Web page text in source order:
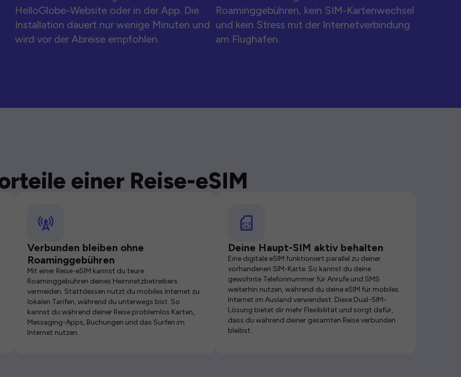
HelloGlobe-Website oder in der App. Die
Installation dauert nur wenige Minuten und
wird vor der Abreise empfohlen.
Roaminggebühren, kein SIM-Kartenwechsel
und kein Stress mit der Internetverbindung
am Flughafen.
einer Reise-eSIM
Verbunden bleiben ohne
Roaminggebühren
Mit einer Reise-eSIM kannst du teure
Roaminggebühren deines Heimnetzbetreibers
vermeiden. Stattdessen nutzt du mobiles Internet zu
lokalen Tarifen, während du unterwegs bist. So
kannst du während deiner Reise problemlos Karten,
Messaging-Apps, Buchungen und das Surfen im
Internet nutzen.
Deine Haupt-SIM aktiv behalten
Eine digitale eSIM funktioniert parallel zu deiner
vorhandenen SIM-Karte. So kannst du deine
gewohnte Telefonnummer für Anrufe und SMS
weiterhin nutzen, während du deine eSIM für mobiles
Internet im Ausland verwendest. Diese Dual-SIM-
Lösung bietet dir mehr Flexibilität und sorgt dafür,
dass du während deiner gesamten Reise verbunden
bleibst.